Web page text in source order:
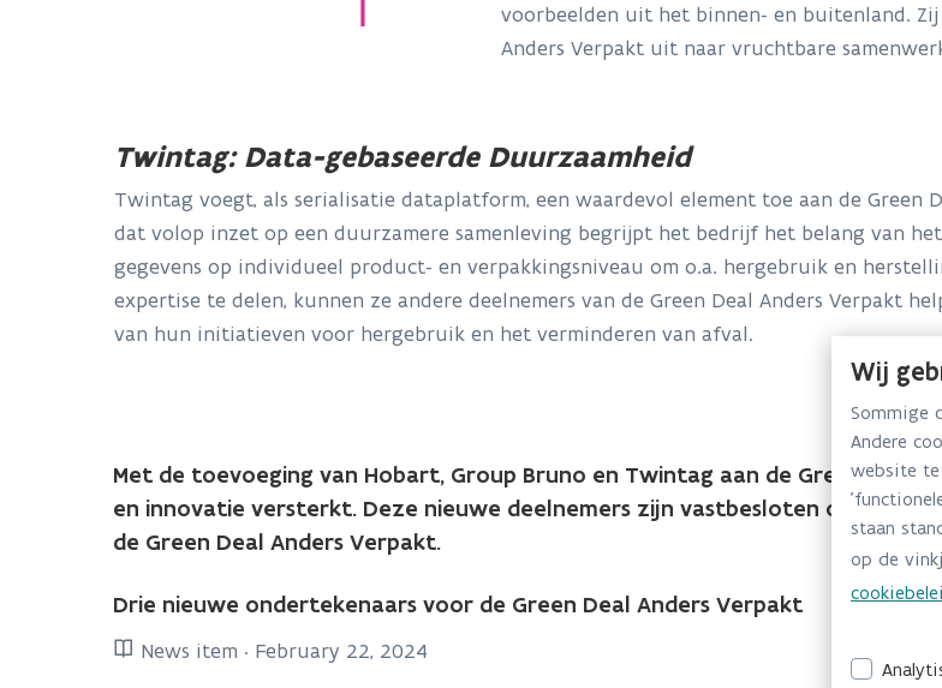
voorbeelden uit het binnen- en buitenland.
Anders Verpakt uit naar vruchtbare
Twintag: Data-gebaseerde Duurzaamheid
Twintag voegt, als serialisatie dataplatform, een waardevol element toe aan de Green
dat volop inzet op een duurzamere samenleving begrijpt het bedrijf het belang van
gegevens op individueel product- en verpakkingsniveau om o.a. hergebruik en
expertise te delen, kunnen ze andere deelnemers van de Green Deal Anders Verpakt
van hun initiatieven voor hergebruik en het verminderen van afval.
Met de toevoeging van Hobart, Group Bruno en Twintag aan de Green Deal
en innovatie versterkt. Deze nieuwe deelnemers zijn vastbesloten om een
de Green Deal Anders Verpakt.
Drie nieuwe ondertekenaars voor de Green Deal Anders Verpakt
News item · February 22, 2024
Wij
Sommige
Andere
website te
staan
op de